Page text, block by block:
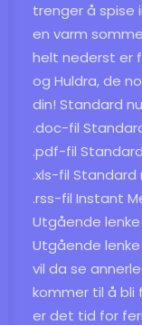
trenger å spise
en varm
helt nederst er
og Huldra, de
din! Standard
.doc-fil
.pdf-fil
.xls-fil
.rss-fil Instant
Utgående
Utgående
vil da se
kommer til å bli
er det tid for